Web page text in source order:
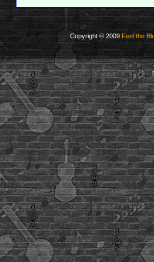
Copyright © 2009 Feel the